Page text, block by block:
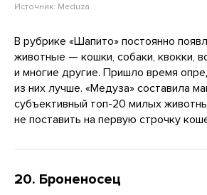
Источник: Meduza
В рубрике «Шапито» постоянно
животные — кошки, собаки, квокки,
и многие другие. Пришло время
из них лучше. «Медуза» составила
субъективный топ-20 милых
не поставить на первую строчку
20. Броненосец